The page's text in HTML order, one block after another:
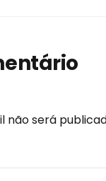
não será